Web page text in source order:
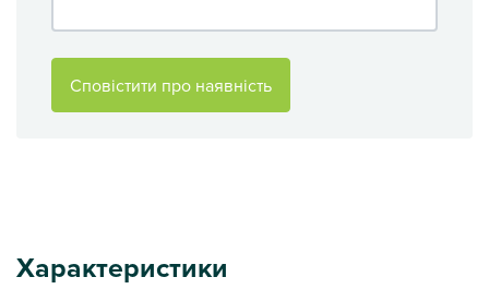
Сповістити про наявність
Характеристики